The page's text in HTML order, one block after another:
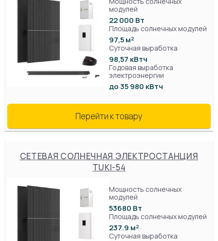
модулей
22 000 Вт
Площадь солнечных модулей
97,5 м²
Суточная выработка
98,57 кВтч
Годовая выработка
электроэнергии
до 35 980 кВтч
Перейти к товару
СЕТЕВАЯ СОЛНЕЧНАЯ ЭЛЕКТРОСТАНЦИЯ
TUKI-54
Мощность солнечных
модулей
53680 Вт
Площадь солнечных модулей
237.9 м²
Суточная выработка